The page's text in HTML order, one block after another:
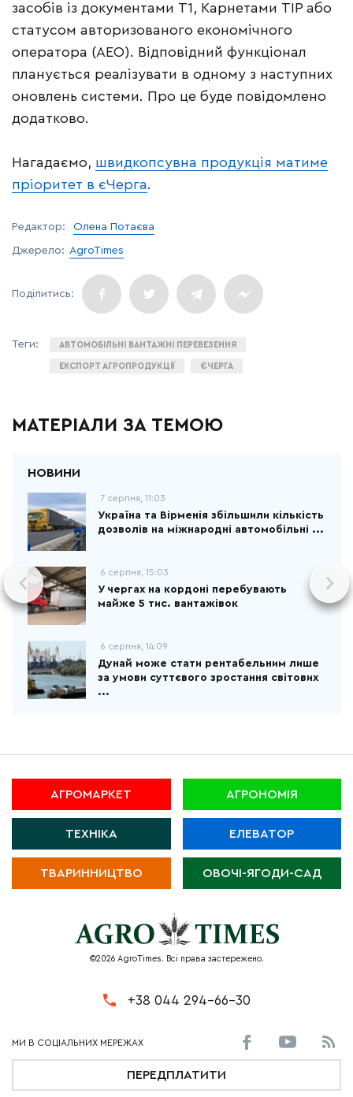
засобів із документами Т1, Карнетами ТІР або
статусом авторизованого економічного
оператора (АЕО). Відповідний функціонал
планується реалізувати в одному з наступних
оновлень системи. Про це буде повідомлено
додатково.
Нагадаємо, швидкопсувна продукція матиме
пріоритет в єЧерга.
Редактор: Олена Потаєва
Джерело: AgroTimes
АВТОМОБІЛЬНІ ВАНТАЖНІ ПЕРЕВЕЗЕННЯ
ЕКСПОРТ АГРОПРОДУКЦІЇ ЄЧЕРГА
МАТЕРІАЛИ ЗА ТЕМОЮ
7 серпня, 11:03
Україна та Вірменія збільшили кількість
дозволів на міжнародні автомобільні ...
6 серпня, 15:03
У чергах на кордоні перебувають
майже 5 тис. вантажівок
6 серпня, 14:09
Дунай може стати рентабельним лише
за умови суттєвого зростання світових
...
АГРОМАРКЕТ АГРОНОМІЯ
ТЕХНІКА ЕЛЕВАТОР
ТВАРИННИЦТВО ОВОЧІ-ЯГОДИ-САД
©2026 AgroTimes. Всі права застережено.
+38 044 294-66-30
ПЕРЕДПЛАТИТИ